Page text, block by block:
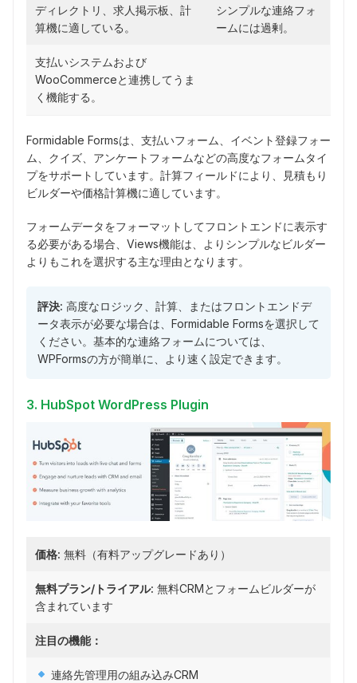
ディレクトリ、求人掲示板、計
算機に適している。
シンプルな連絡フォ
ームには過剰。
支払いシステムおよび
WooCommerceと連携してうま
く機能する。
Formidable Formsは、支払いフォーム、イベント登録フォー
ム、クイズ、アンケートフォームなどの高度なフォームタイ
プをサポートしています。計算フィールドにより、見積もり
ビルダーや価格計算機に適しています。
フォームデータをフォーマットしてフロントエンドに表示す
る必要がある場合、Views機能は、よりシンプルなビルダー
よりもこれを選択する主な理由となります。
評決: 高度なロジック、計算、またはフロントエンドデ
ータ表示が必要な場合は、Formidable Formsを選択して
ください。基本的な連絡フォームについては、
WPFormsの方が簡単に、より速く設定できます。
3. HubSpot WordPress Plugin
価格: 無料（有料アップグレードあり）
無料プラン/トライアル: 無料CRMとフォームビルダーが
含まれています
注目の機能：
連絡先管理用の組み込みCRM